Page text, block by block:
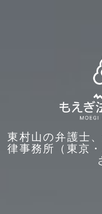
東村山の弁護士
律事務所（東京